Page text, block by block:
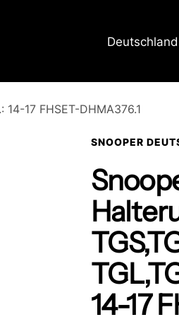
Land/Region
17 FHSET-DHMA376.1
SNOOPER
14-17